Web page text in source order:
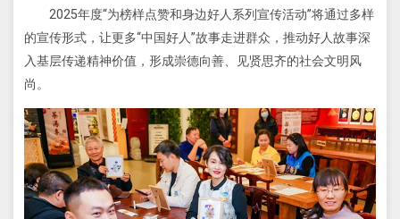
2025年度“为榜样点赞和身边好人系列宣传活动”将通过多样
的宣传形式，让更多“中国好人”故事走进群众，推动好人故事深
入基层传递精神价值，形成崇德向善、见贤思齐的社会文明风
尚。